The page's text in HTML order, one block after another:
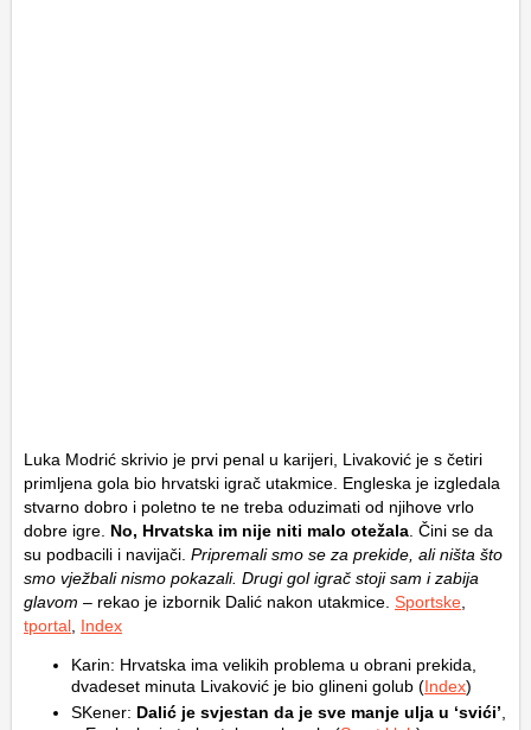
Luka Modrić skrivio je prvi penal u karijeri, Livaković je s četiri
primljena gola bio hrvatski igrač utakmice. Engleska je izgledala
stvarno dobro i poletno te ne treba oduzimati od njihove vrlo
dobre igre. No, Hrvatska im nije niti malo otežala . Čini se da
su podbacili i navijači. Pripremali smo se za prekide, ali ništa što
smo vježbali nismo pokazali. Drugi gol igrač stoji sam i zabija
glavom – rekao je izbornik Dalić nakon utakmice. Sportske
tportal Index
Karin: Hrvatska ima velikih problema u obrani prekida,
dvadeset minuta Livaković je bio glineni golub (Index)
SKener: Dalić je svjestan da je sve manje ulja u ‘svići’